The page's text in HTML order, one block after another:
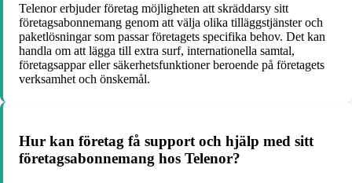
Telenor erbjuder företag möjligheten att skräddarsy sitt
företagsabonnemang genom att välja olika tilläggstjänster och
paketlösningar som passar företagets specifika behov. Det kan
handla om att lägga till extra surf, internationella samtal,
företagsappar eller säkerhetsfunktioner beroende på företagets
verksamhet och önskemål.
Hur kan företag få support och hjälp med sitt
företagsabonnemang hos Telenor?